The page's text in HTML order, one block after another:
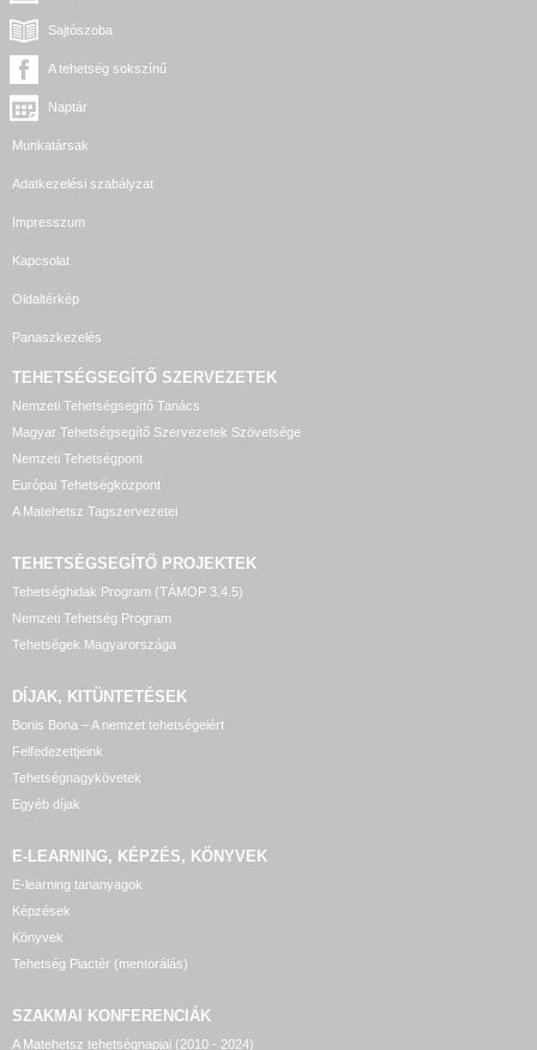
Sajtószoba
A tehetség sokszínű
Naptár
Munkatársak
Adatkezelési szabályzat
Impresszum
Kapcsolat
Oldaltérkép
Panaszkezelés
TEHETSÉGSEGÍTŐ SZERVEZETEK
Nemzeti Tehetségsegítő Tanács
Magyar Tehetségsegítő Szervezetek Szövetsége
Nemzeti Tehetségpont
Európai Tehetségközpont
A Matehetsz Tagszervezetei
TEHETSÉGSEGÍTŐ PROJEKTEK
Tehetséghidak Program (TÁMOP 3.4.5)
Nemzeti Tehetség Program
Tehetségek Magyarországa
DÍJAK, KITÜNTETÉSEK
Bonis Bona – A nemzet tehetségeiért
Felfedezettjeink
Tehetségnagykövetek
Egyéb díjak
E-LEARNING, KÉPZÉS, KÖNYVEK
E-learning tananyagok
Képzések
Könyvek
Tehetség Piactér (mentorálás)
SZAKMAI KONFERENCIÁK
A Matehetsz tehetségnapjai (2010 - 2024)